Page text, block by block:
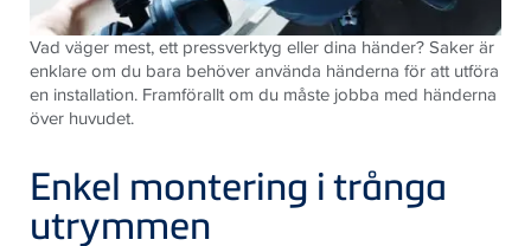
Vad väger mest, ett pressverktyg eller dina händer? Saker är
enklare om du bara behöver använda händerna för att utföra
en installation. Framförallt om du måste jobba med händerna
över huvudet.
Enkel montering i trånga
utrymmen